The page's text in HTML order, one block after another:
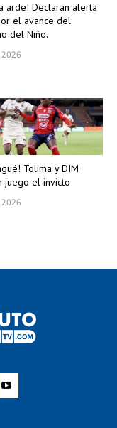
arde! Declaran alerta
el avance del
del Niño.
Tolima y DIM
juego el invicto